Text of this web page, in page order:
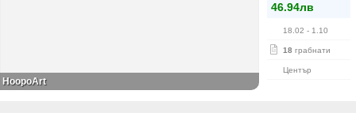
46.94лв
18.02 - 1.10
18 грабнати
Център
HoopoArt